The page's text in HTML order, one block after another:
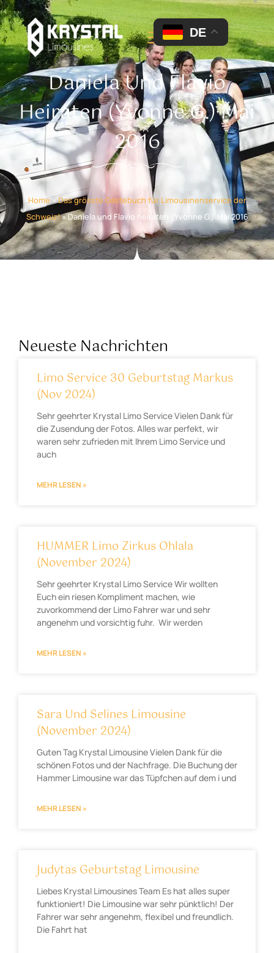
Daniela Und Flavio
Heiraten (Yvonne G.) Mai
2016
Home»Das grösste Gästebuch für Limousinenservice der
Schweiz!»Daniela und Flavio heiraten (Yvonne G.) Mai 2016
Neueste Nachrichten
Limo Service 30 Geburtstag Markus
(Nov 2024)
Sehr geehrter Krystal Limo Service Vielen Dank für
die Zusendung der Fotos. Alles war perfekt, wir
waren sehr zufrieden mit Ihrem Limo Service und
auch
MEHR LESEN »
HUMMER Limo Zirkus Ohlala
(November 2024)
Sehr geehrter Krystal Limo Service Wir wollten
Euch ein riesen Kompliment machen, wie
zuvorkommend der Limo Fahrer war und sehr
angenehm und vorsichtig fuhr. Wir werden
MEHR LESEN »
Sara Und Selines Limousine
(November 2024)
Guten Tag Krystal Limousine Vielen Dank für die
schönen Fotos und der Nachfrage. Die Buchung der
Hammer Limousine war das Tüpfchen auf dem i und
MEHR LESEN »
Judytas Geburtstag Limousine
Liebes Krystal Limousines Team Es hat alles super
funktioniert! Die Limousine war sehr pünktlich! Der
Fahrer war sehr angenehm, flexibel und freundlich.
Die Fahrt hat
DE